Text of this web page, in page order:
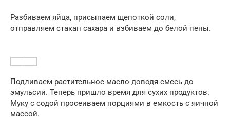
Разбиваем яйца, присыпаем щепоткой соли,
отправляем стакан сахара и взбиваем до белой пены.
Подливаем растительное масло доводя смесь до
эмульсии. Теперь пришло время для сухих продуктов.
Муку с содой просеиваем порциями в емкость с яичной
массой.